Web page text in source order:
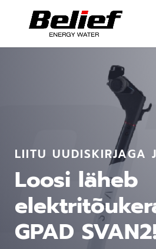
LIITU UUDISKIRJAGA
Loosi läheb
GPAD